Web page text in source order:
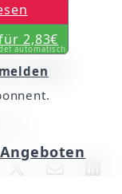
das
2,83€
automatisch